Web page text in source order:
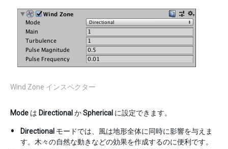
Wind Zone インスペクター
Mode は Directional かSpherical に設定できます。
Directional モードでは、風は地形全体に同時に影響を与えま
す。木々の自然な動きなどの効果を作成するのに便利です。